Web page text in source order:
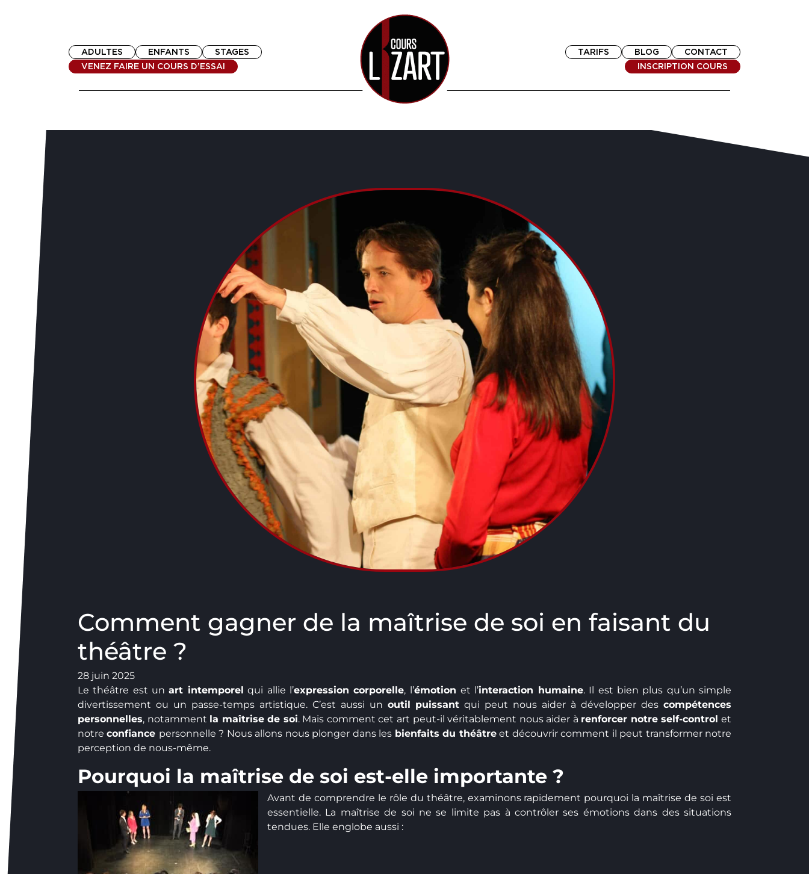
ADULTES ENFANTS
STAGES
VENEZ FAIRE UN COURS D’ESSAI
TARIFS BLOG
CONTACT
INSCRIPTION COURS
Comment gagner de la maîtrise de soi en faisant du
théâtre ?
28 juin 2025
Le théâtre est unart intemporel qui allie l’expression corporelle, l’émotionet l’interaction humaine. Il est bien plus qu’un simple
divertissement ou un passe-temps artistique. C’est aussi un outil puissant qui peut nous aider à développer descompétences
personnelles, notamment la maîtrise de soi. Mais comment cet art peut-il véritablement nous aider à renforcer notre self-control et
notreconfiance personnelle ? Nous allons nous plonger dans les bienfaits du théâtreet découvrir comment il peut transformer notre
perception de nous-même.
Pourquoi la maîtrise de soi est-elle importante ?
Avant de comprendre le rôle du théâtre, examinons rapidement pourquoi la maîtrise de soi est
essentielle. La maîtrise de soi ne se limite pas à contrôler ses émotions dans des situations
tendues. Elle englobe aussi :